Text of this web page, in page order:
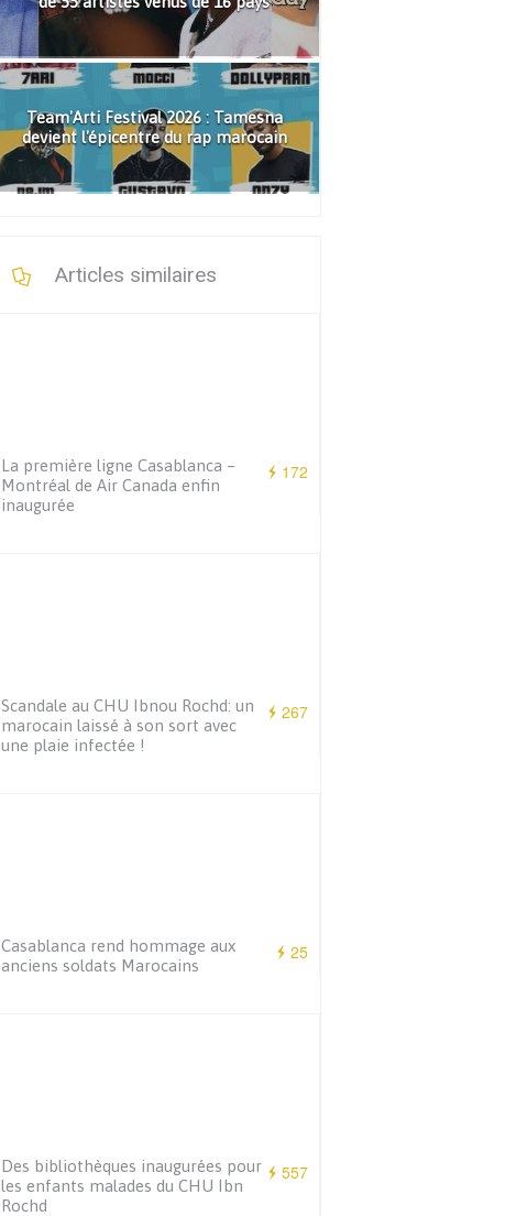
Team'Arti Festival 2026 : Tamesna
devient l'épicentre du rap marocain
Articles similaires
172
La première ligne Casablanca –
Montréal de Air Canada enfin
inaugurée
267
Scandale au CHU Ibnou Rochd: un
marocain laissé à son sort avec
une plaie infectée !
25
Casablanca rend hommage aux
anciens soldats Marocains
557
Des bibliothèques inaugurées pour
les enfants malades du CHU Ibn
Rochd